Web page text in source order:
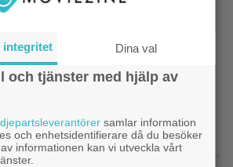
spelar skurken Ganondorf i
Zelda”
SENASTE NYTT
integritet Dina val
och tjänster med hjälp av
samlar information
och enhetsidentifierare då du besöker
informationen kan vi utveckla vårt